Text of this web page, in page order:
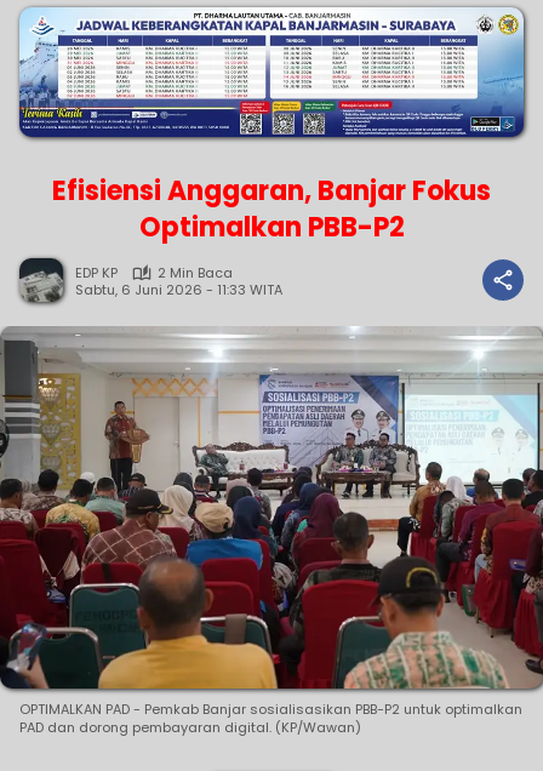
Efisiensi Anggaran, Banjar Fokus
Optimalkan PBB-P2
EDP KP
2 Min Baca
Sabtu, 6 Juni 2026 - 11:33 WITA
OPTIMALKAN PAD - Pemkab Banjar sosialisasikan PBB-P2 untuk optimalkan
PAD dan dorong pembayaran digital. (KP/Wawan)